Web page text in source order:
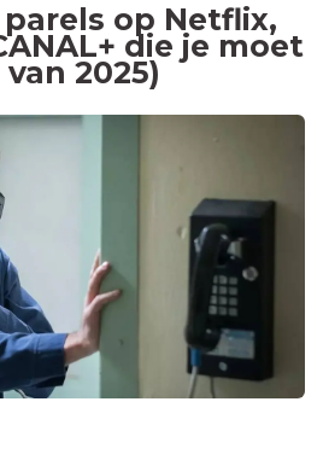
op Netflix,
die je moet
2025)